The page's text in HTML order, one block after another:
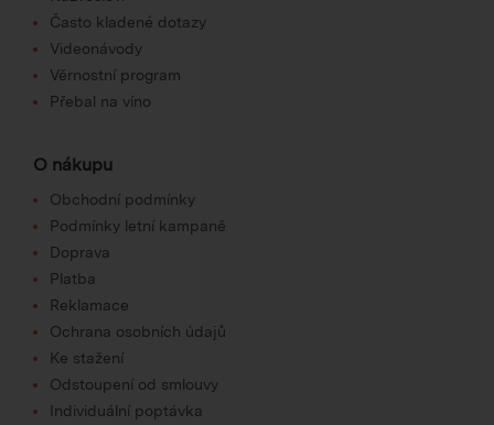
Často kladené dotazy
Videonávody
Věrnostní program
Přebal na víno
O nákupu
Obchodní podmínky
Podmínky letní kampaně
Doprava
Platba
Reklamace
Ochrana osobních údajů
Ke stažení
Odstoupení od smlouvy
Individuální poptávka